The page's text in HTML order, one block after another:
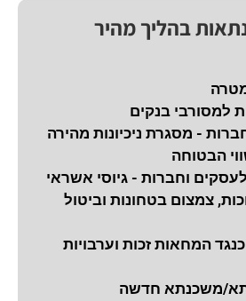
בהליך מהיר
למסורבי בנקים
- מסגרת ניכיונות מהירה
וחברות - גיוסי אשראי
צמצום בטחונות וביטול
המחאות זכות וערבויות
משכנתא חדשה